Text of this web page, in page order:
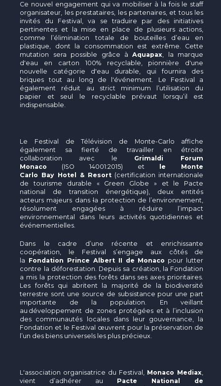
Ce nouvel engagement qui va mobiliser à la fois le staff
organisateur, les prestataires, les partenaires, et tous les
invités du Festival, va se traduire par des initiatives
pertinentes et la mise en place de plusieurs actions,
comme l’élimination totale de bouteilles d’eau en
plastique, dont la consommation est extrême. Cette
mutation sera possible grâce àAquapax, la marque
d'eau en carton 100% recyclable, pionnière d'une
nouvelle catégorie d'eau durable, qui fournira des
briques tout au long de l'événement. Le Festival a
également réduit au strict minimum l’utilisation du
papier et seul le recyclable prévaut lorsqu’il est
indispensable.
Le Festival de Télévision de Monte-Carlo affiche
également sa fierté de travailler en étroite
collaboration avec le Grimaldi Forum
Monaco (ISO 14001:2015) et
le Monte
Carlo Bay Hotel & Resort (certification internationale
de tourisme durable « Green Globe » et le Pacte
national de transition énergétique), deux entités
acteurs majeurs dansla protection de l’environnement,
résolument engagées à réduire l’impact
environnemental dans leurs activités quotidiennes et
événementielles.
Dans le cadre d’une récente et enrichissante
coopération, le Festival s’engage aux côtés de
la Fondation Prince Albert II de Monaco pour lutter
contre la déforestation. Depuis sa création, la Fondation
a mis la protection des forêts dans ses axes prioritaires.
Les forêts qui abritent la majorité de la biodiversité
terrestre sont une source de subsistance pour une part
importante de la population. En veillant
au développement de zones protégées et à l’inclusion
des communautés locales dans leur gouvernance, la
Fondation et le Festival œuvrent pour la préservation de
l’un des biens universels les plus précieux.
L'association organisatrice du Festival, Monaco Mediax,
vient d’adhérer au Pacte National de